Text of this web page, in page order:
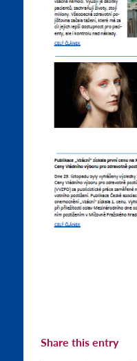
Share this entry